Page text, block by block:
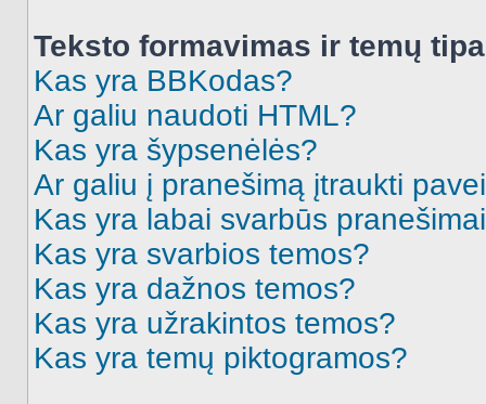
Teksto formavimas ir temų
Kas yra BBKodas?
Ar galiu naudoti HTML?
Kas yra šypsenėlės?
Ar galiu į pranešimą įtraukti
Kas yra labai svarbūs
Kas yra svarbios temos?
Kas yra dažnos temos?
Kas yra užrakintos temos?
Kas yra temų piktogramos?